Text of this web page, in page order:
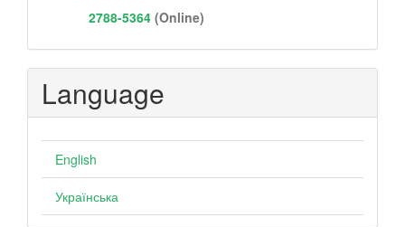
2788-5364 (Online)
Language
English
Українська